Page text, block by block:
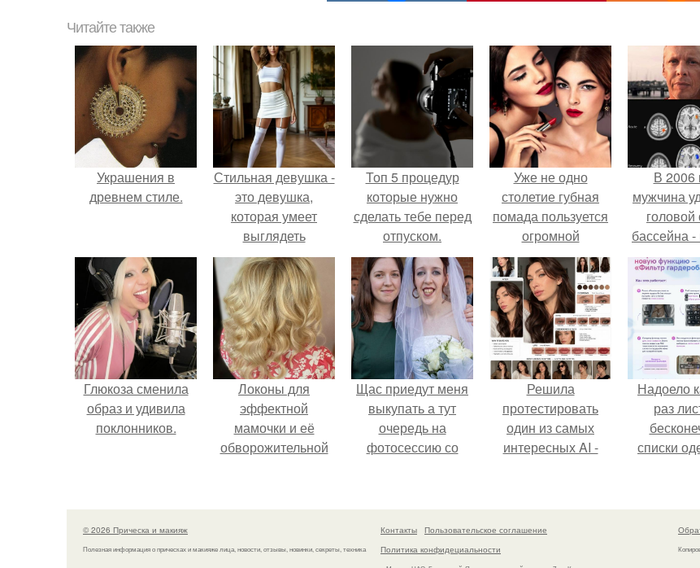
Читайте также
Украшения в
древнем стиле.
Стильная девушка -
это девушка,
которая умеет
выглядеть
привлекательно и
элегантно в любои
ситуации.
Топ 5 процедур
которые нужно
сделать тебе перед
отпуском.
Уже не одно
столетие губная
помада пользуется
огромной
популярностью у
женщин.
В 2006
мужчина
головой
бассейна
этого
странным
Глюкоза сменила
образ и удивила
поклонников.
Локоны для
эффектной
мамочки и её
обворожительной
Щас приедут меня
выкупать а тут
очередь на
фотосессию со
Решила
протестировать
один из самых
интересных AI -
Надоело
раз
списки
© 2026 Прическа и макияж
Полезная информация о прическах и макияже лица, новости, отзывы, новинки, секреты, техника
Контакты
Пользовательское соглашение
Политика конфидециальности